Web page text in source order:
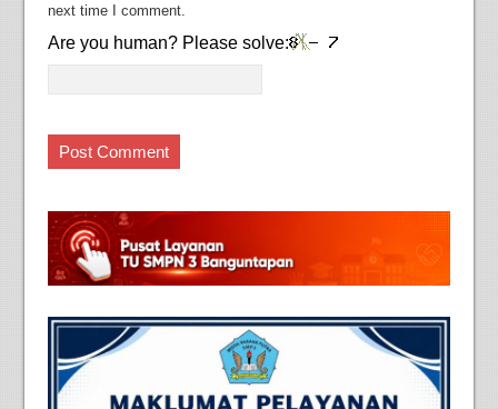
next time I comment.
Are you human? Please solve: